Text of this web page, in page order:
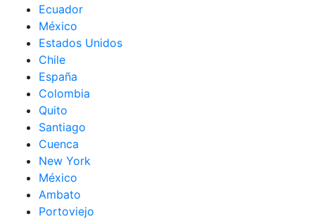
Ecuador
México
Estados Unidos
Chile
España
Colombia
Quito
Santiago
Cuenca
New York
México
Ambato
Portoviejo